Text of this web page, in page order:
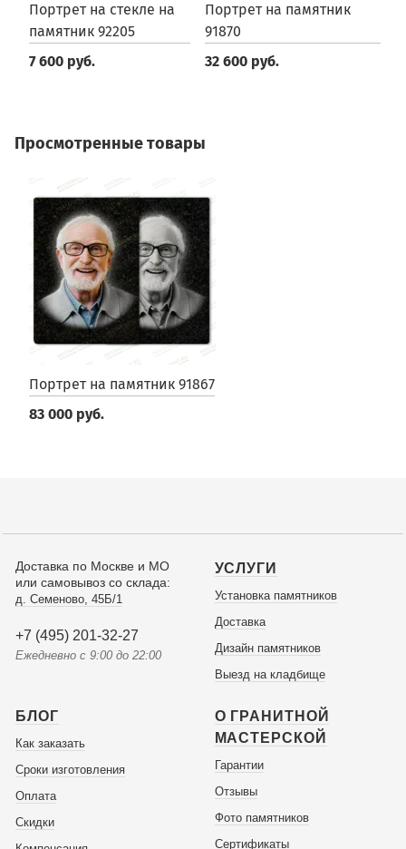
Портрет на стекле на
памятник 92205
7 600 руб.
Портрет на памятник
91870
32 600 руб.
Просмотренные товары
Портрет на памятник 91867
83 000 руб.
Доставка по Москве и МО
или самовывоз со склада:
д. Семеново, 45Б/1
+7 (495) 201-32-27
Ежедневно с 9:00 до 22:00
УСЛУГИ
Установка памятников
Доставка
Дизайн памятников
Выезд на кладбище
БЛОГ
Как заказать
Сроки изготовления
Оплата
Скидки
О ГРАНИТНОЙ
МАСТЕРСКОЙ
Гарантии
Отзывы
Фото памятников
Сертификаты